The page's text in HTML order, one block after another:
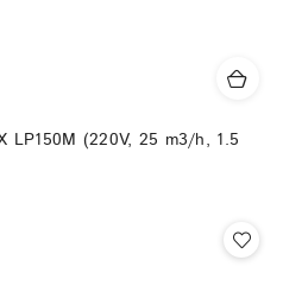
LP150M (220V, 25 m3/h, 1.5